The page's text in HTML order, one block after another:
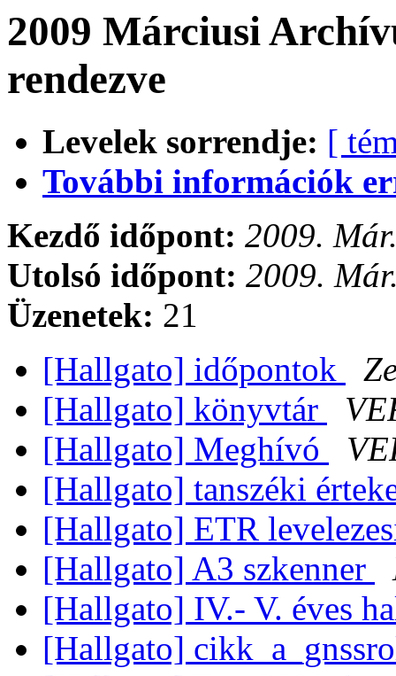
2009 Márciusi
rendezve
Levelek sorrendje: [
További információk
Kezdő időpont: 2009.
Utolsó időpont: 2009.
Üzenetek: 21
[Hallgato] időpontok
[Hallgato] könyvtár
[Hallgato] Meghívó
[Hallgato] tanszéki
[Hallgato] ETR
[Hallgato] A3 szkenner
[Hallgato] IV.- V. éves
[Hallgato]